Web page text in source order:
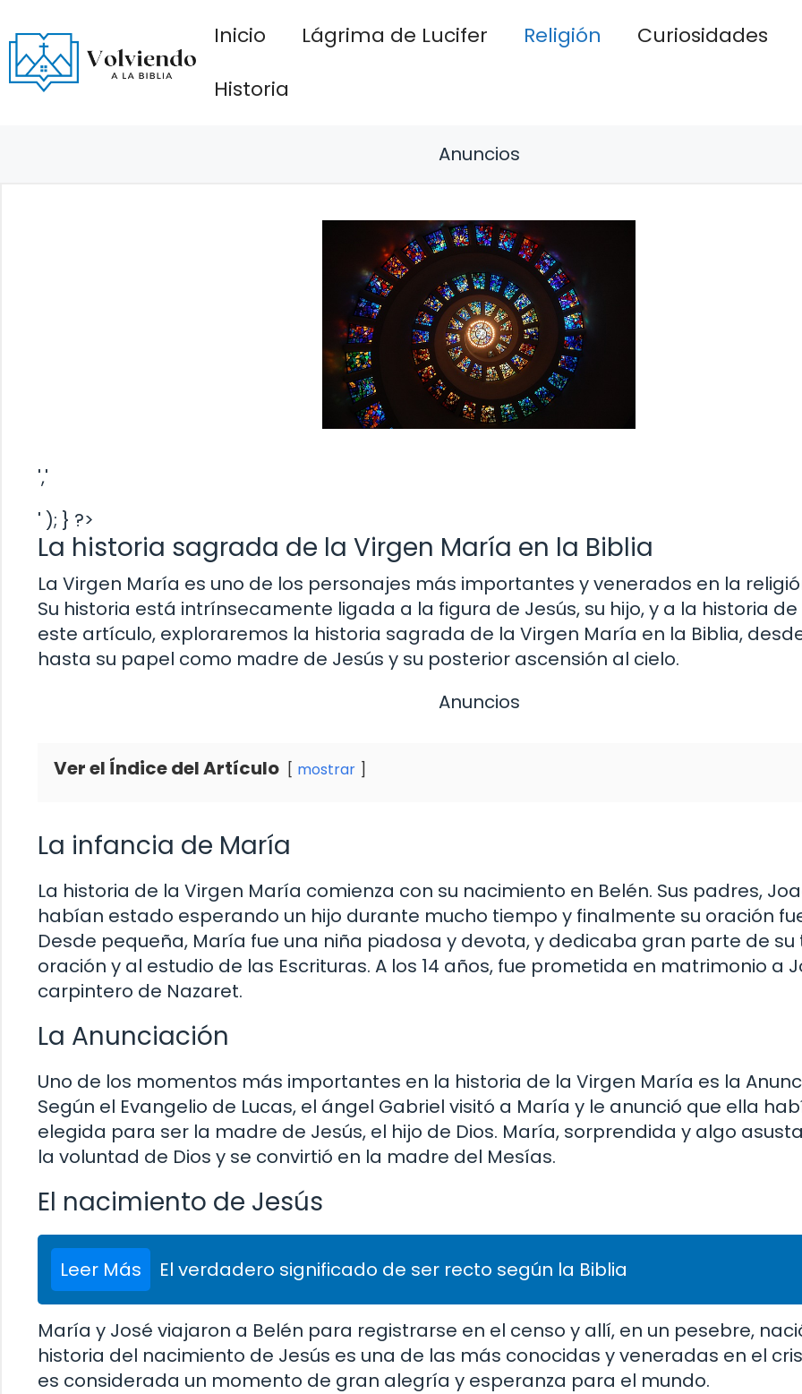
al
contenido
Inicio Lágrima de Lucifer Religión Curiosidades
Historia
Anuncios
','
' ); } ?>
La historia sagrada de la Virgen María en la Biblia
La Virgen María es uno de los personajes más importantes y venerados en la
Su historia está intrínsecamente ligada a la figura de Jesús, su hijo, y a la historia de
este artículo, exploraremos la historia sagrada de la Virgen María en la Biblia,
hasta su papel como madre de Jesús y su posterior ascensión al cielo.
Anuncios
Ver el Índice del Artículo mostrar
La infancia de María
La historia de la Virgen María comienza con su nacimiento en Belén. Sus padres,
habían estado esperando un hijo durante mucho tiempo y finalmente su oración
Desde pequeña, María fue una niña piadosa y devota, y dedicaba gran parte de su
oración y al estudio de las Escrituras. A los 14 años, fue prometida en matrimonio a
carpintero de Nazaret.
La Anunciación
Uno de los momentos más importantes en la historia de la Virgen María es la
Según el Evangelio de Lucas, el ángel Gabriel visitó a María y le anunció que ella
elegida para ser la madre de Jesús, el hijo de Dios. María, sorprendida y algo
la voluntad de Dios y se convirtió en la madre del Mesías.
El nacimiento de Jesús
Leer Más El verdadero significado de ser recto según la Biblia
María y José viajaron a Belén para registrarse en el censo y allí, en un pesebre,
historia del nacimiento de Jesús es una de las más conocidas y veneradas en el
es considerada un momento de gran alegría y esperanza para el mundo.